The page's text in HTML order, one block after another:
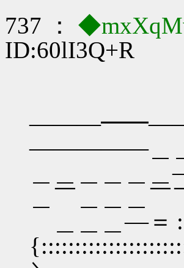
737 ：
ID:60lI3Q+R
―――━━――――
―――――＿＿
＿＿＿＿
＿￣＿＿＿
＿＿＿―